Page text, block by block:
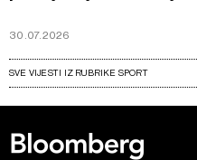
30.07.2026
SVE VIJESTI IZ RUBRIKE SPORT